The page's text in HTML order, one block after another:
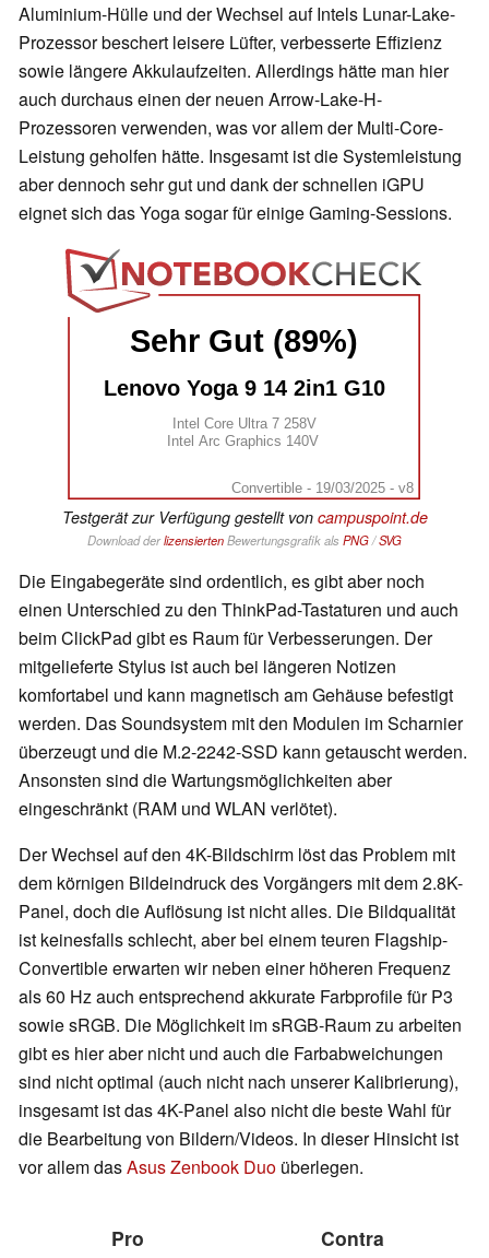
Aluminium-Hülle und der Wechsel auf Intels Lunar-Lake-
Prozessor beschert leisere Lüfter, verbesserte Effizienz
sowie längere Akkulaufzeiten. Allerdings hätte man hier
auch durchaus einen der neuen Arrow-Lake-H-
Prozessoren verwenden, was vor allem der Multi-Core-
Leistung geholfen hätte. Insgesamt ist die Systemleistung
aber dennoch sehr gut und dank der schnellen iGPU
eignet sich das Yoga sogar für einige Gaming-Sessions.
Sehr Gut (89%)
Lenovo Yoga 9 14 2in1 G10
Intel Core Ultra 7 258V
Intel Arc Graphics 140V
Convertible - 19/03/2025 - v8
Testgerät zur Verfügung gestellt von campuspoint.de
Download derlizensiertenBewertungsgrafik als PNG/SVG
Die Eingabegeräte sind ordentlich, es gibt aber noch
einen Unterschied zu den ThinkPad-Tastaturen und auch
beim ClickPad gibt es Raum für Verbesserungen. Der
mitgelieferte Stylus ist auch bei längeren Notizen
komfortabel und kann magnetisch am Gehäuse befestigt
werden. Das Soundsystem mit den Modulen im Scharnier
überzeugt und die M.2-2242-SSD kann getauscht werden.
Ansonsten sind die Wartungsmöglichkeiten aber
eingeschränkt (RAM und WLAN verlötet).
Der Wechsel auf den 4K-Bildschirm löst das Problem mit
dem körnigen Bildeindruck des Vorgängers mit dem 2.8K-
Panel, doch die Auflösung ist nicht alles. Die Bildqualität
ist keinesfalls schlecht, aber bei einem teuren Flagship-
Convertible erwarten wir neben einer höheren Frequenz
als 60 Hz auch entsprechend akkurate Farbprofile für P3
sowie sRGB. Die Möglichkeit im sRGB-Raum zu arbeiten
gibt es hier aber nicht und auch die Farbabweichungen
sind nicht optimal (auch nicht nach unserer Kalibrierung),
insgesamt ist das 4K-Panel also nicht die beste Wahl für
die Bearbeitung von Bildern/Videos. In dieser Hinsicht ist
vor allem dasAsus Zenbook Duo überlegen.
Pro Contra